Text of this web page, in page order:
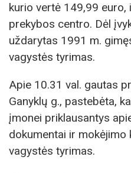
kurio vertė 149,99
prekybos centro. Dėl
uždarytas 1991 m.
vagystės tyrimas.
Apie 10.31 val. gautas
Ganyklų g., pastebėta,
įmonei priklausantys
dokumentai ir mokėjimo
vagystės tyrimas.